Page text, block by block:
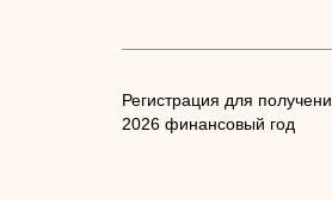
Регистрация для
2026 финансовый год